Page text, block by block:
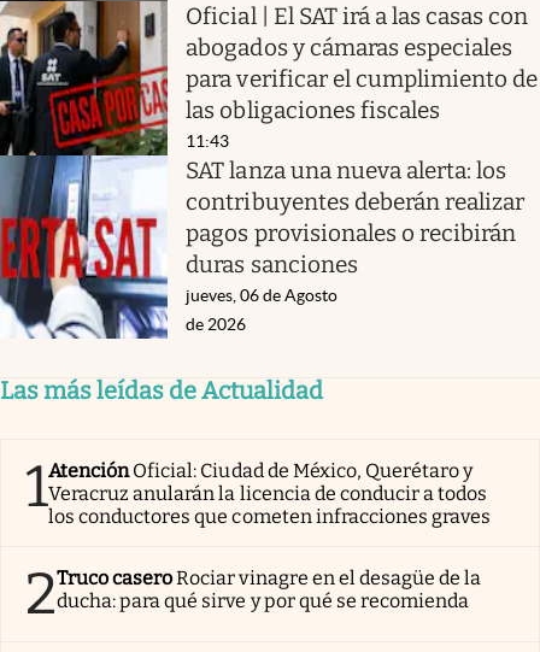
Oficial | El SAT irá a las casas con
abogados y cámaras especiales
para verificar el cumplimiento de
las obligaciones fiscales
11:43
SAT lanza una nueva alerta: los
contribuyentes deberán realizar
pagos provisionales o recibirán
duras sanciones
jueves, 06 de Agosto
de 2026
Las más leídas de Actualidad
1AtenciónOficial: Ciudad de México, Querétaro y
Veracruz anularán la licencia de conducir a todos
los conductores que cometen infracciones graves
2Truco caseroRociar vinagre en el desagüe de la
ducha: para qué sirve y por qué se recomienda